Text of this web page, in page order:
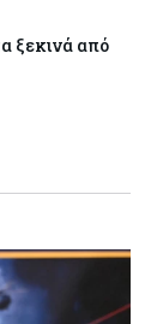
για ένα
κίνδυνο
08-08-2026
αλλά οι
ξεκινά από